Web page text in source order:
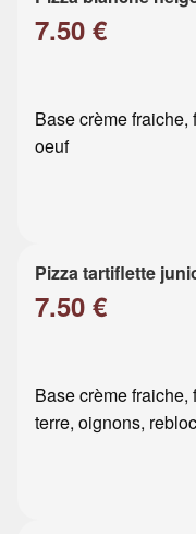
7.50 €
Base crème
oeuf
Pizza tartiflette
7.50 €
Base crème
terre, oignons,